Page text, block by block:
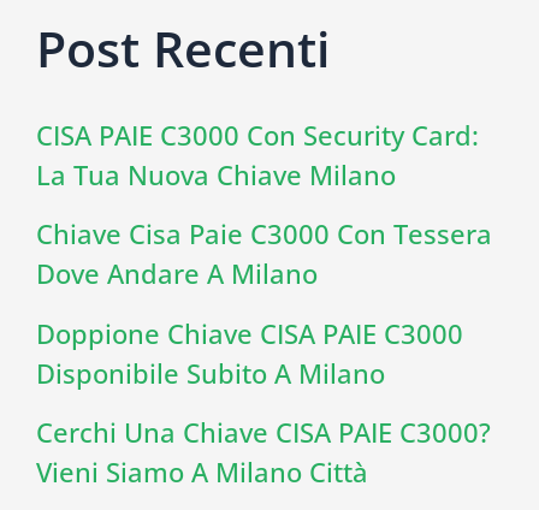
Post Recenti
CISA PAIE C3000 Con Security Card:
La Tua Nuova Chiave Milano
Chiave Cisa Paie C3000 Con Tessera
Dove Andare A Milano
Doppione Chiave CISA PAIE C3000
Disponibile Subito A Milano
Cerchi Una Chiave CISA PAIE C3000?
Vieni Siamo A Milano Città